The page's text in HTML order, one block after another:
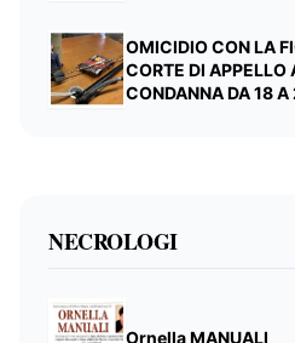
OMICIDIO CON LA
CORTE DI APPELLO
CONDANNA DA 18 A
NECROLOGI
Ornella MANUALI